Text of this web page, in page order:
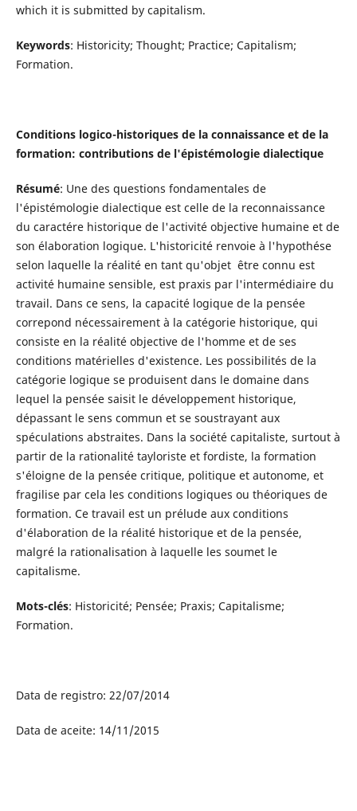
which it is submitted by capitalism.
Keywords: Historicity; Thought; Practice; Capitalism;
Formation.
Conditions logico-historiques de la connaissance et de la
formation: contributions de l'épistémologie dialectique
Résumé: Une des questions fondamentales de
l'épistémologie dialectique est celle de la reconnaissance
du caractére historique de l'activité objective humaine et de
son élaboration logique. L'historicité renvoie à l'hypothése
selon laquelle la réalité en tant qu'objet être connu est
activité humaine sensible, est praxis par l'intermédiaire du
travail. Dans ce sens, la capacité logique de la pensée
correpond nécessairement à la catégorie historique, qui
consiste en la réalité objective de l'homme et de ses
conditions matérielles d'existence. Les possibilités de la
catégorie logique se produisent dans le domaine dans
lequel la pensée saisit le développement historique,
dépassant le sens commun et se soustrayant aux
spéculations abstraites. Dans la société capitaliste, surtout à
partir de la rationalité tayloriste et fordiste, la formation
s'éloigne de la pensée critique, politique et autonome, et
fragilise par cela les conditions logiques ou théoriques de
formation. Ce travail est un prélude aux conditions
d'élaboration de la réalité historique et de la pensée,
malgré la rationalisation à laquelle les soumet le
capitalisme.
Mots-clés: Historicité; Pensée; Praxis; Capitalisme;
Formation.
Data de registro: 22/07/2014
Data de aceite: 14/11/2015